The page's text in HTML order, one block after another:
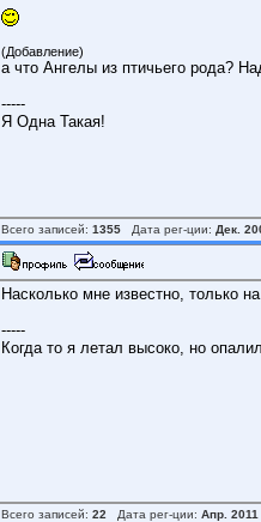
(Добавление)
а что Ангелы из птичьего рода?
-----
Я Одна Такая!
Всего записей: 1355 Дата рег-ции: Дек.
Насколько мне известно, только
-----
Когда то я летал высоко, но
Всего записей: 22 Дата рег-ции: Апр. 2011